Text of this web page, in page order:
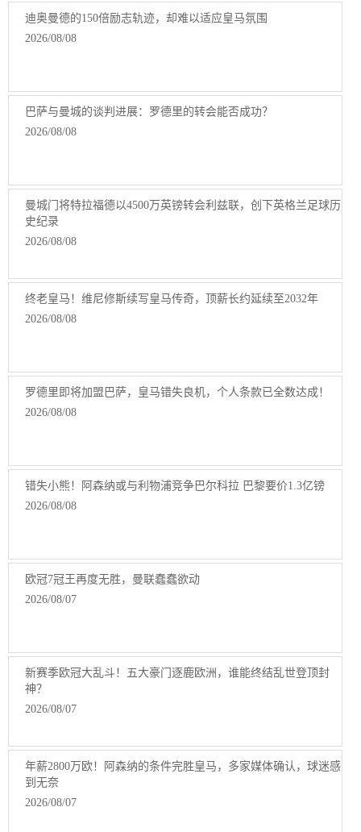
迪奥曼德的150倍励志轨迹，却难以适应皇马氛围
2026/08/08
巴萨与曼城的谈判进展：罗德里的转会能否成功？
2026/08/08
曼城门将特拉福德以4500万英镑转会利兹联，创下英格兰足球历
史纪录
2026/08/08
终老皇马！维尼修斯续写皇马传奇，顶薪长约延续至2032年
2026/08/08
罗德里即将加盟巴萨，皇马错失良机，个人条款已全数达成！
2026/08/08
错失小熊！阿森纳或与利物浦竞争巴尔科拉 巴黎要价1.3亿镑
2026/08/08
欧冠7冠王再度无胜，曼联蠢蠢欲动
2026/08/07
新赛季欧冠大乱斗！五大豪门逐鹿欧洲，谁能终结乱世登顶封
神？
2026/08/07
年薪2800万欧！阿森纳的条件完胜皇马，多家媒体确认，球迷感
到无奈
2026/08/07